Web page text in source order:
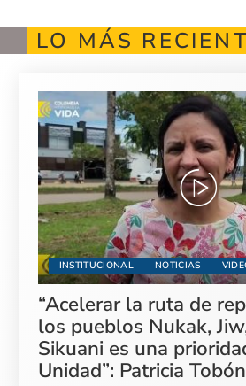
LO MÁS
INSTITUCIONAL NOTICIAS
“Acelerar la ruta de
los pueblos Nukak,
Sikuani es una
Unidad”: Patricia